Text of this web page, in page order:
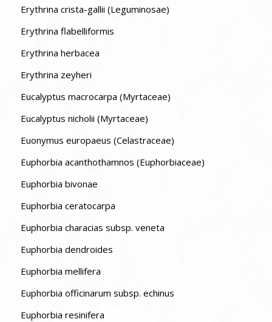
Erythrina crista-gallii (Leguminosae)
Erythrina flabelliformis
Erythrina herbacea
Erythrina zeyheri
Eucalyptus macrocarpa (Myrtaceae)
Eucalyptus nicholii (Myrtaceae)
Euonymus europaeus (Celastraceae)
Euphorbia acanthothamnos (Euphorbiaceae)
Euphorbia bivonae
Euphorbia ceratocarpa
Euphorbia characias subsp. veneta
Euphorbia dendroides
Euphorbia mellifera
Euphorbia officinarum subsp. echinus
Euphorbia resinifera